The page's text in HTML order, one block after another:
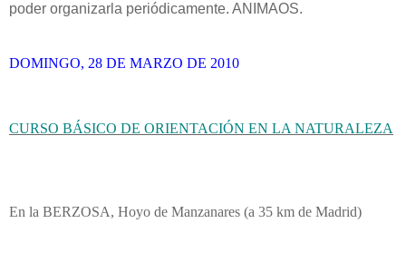
poder organizarla periódicamente. ANIMAOS.
DOMINGO, 28 DE MARZO DE 2010
CURSO BÁSICO DE ORIENTACIÓN EN LA NATURALEZA
En la BERZOSA, Hoyo de Manzanares (a 35 km de Madrid)